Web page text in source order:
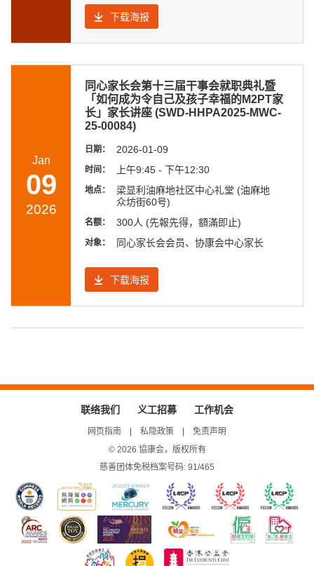
下载海报
Jan
09
2026
同心家长会第十三届干事会就职典礼暨
「如何成为令自己及孩子幸福的M2PT家
长」家长讲座 (SWD-HHPA2025-MWC-
25-00084)
日期： 2026-01-09
时间： 上午9:45 - 下午12:30
地点：
梁显利油麻地社区中心礼堂 (油麻地
众坊街60号)
名额： 300人 (先報先得，額滿即止)
对象： 同心家长会会员、协康会中心家长
下载海报
联络我们 义工招募 工作机会
网页指南 私隐政策
免责声明
© 2026 協康会，版权所有
慈善团体免税档案号码: 91/465